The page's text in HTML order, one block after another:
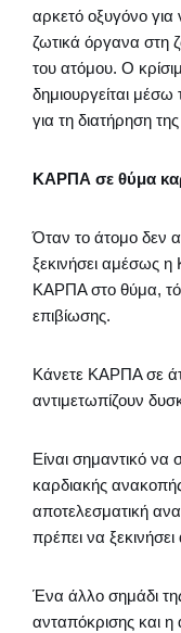
αρκετό οξυγόνο για
ζωτικά όργανα στη
του ατόμου. Ο
δημιουργείται μέσω
για τη διατήρηση
ΚΑΡΠΑ σε θύμα
Όταν το άτομο δεν
ξεκινήσει αμέσως
ΚΑΡΠΑ στο θύμα,
επιβίωσης.
Κάνετε ΚΑΡΠΑ σε
αντιμετωπίζουν
Είναι σημαντικό να
καρδιακής
αποτελεσματική
πρέπει να
Ένα άλλο σημάδι
ανταπόκρισης και